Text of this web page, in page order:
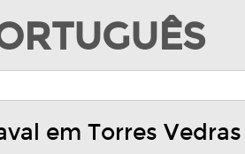
em Torres Vedras